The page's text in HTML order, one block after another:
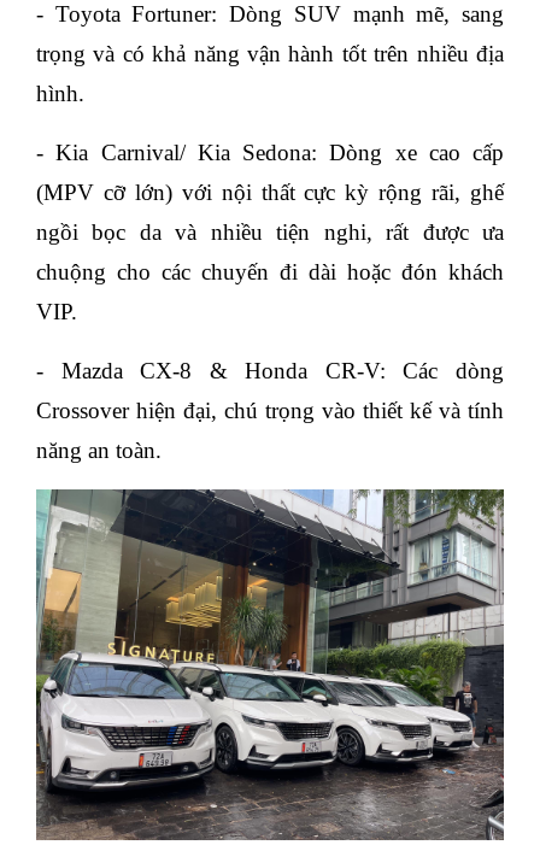
- Toyota Fortuner: Dòng SUV mạnh mẽ, sang
trọng và có khả năng vận hành tốt trên nhiều địa
hình.
- Kia Carnival/ Kia Sedona: Dòng xe cao cấp
(MPV cỡ lớn) với nội thất cực kỳ rộng rãi, ghế
ngồi bọc da và nhiều tiện nghi, rất được ưa
chuộng cho các chuyến đi dài hoặc đón khách
VIP.
- Mazda CX-8 & Honda CR-V: Các dòng
Crossover hiện đại, chú trọng vào thiết kế và tính
năng an toàn.